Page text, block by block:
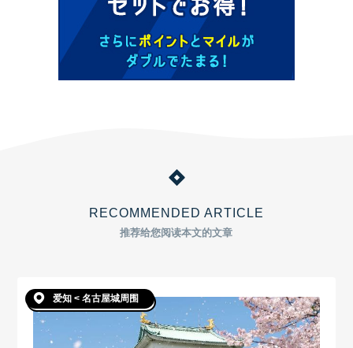
RECOMMENDED ARTICLE
推荐给您阅读本文的文章
爱知 < 名古屋城周围